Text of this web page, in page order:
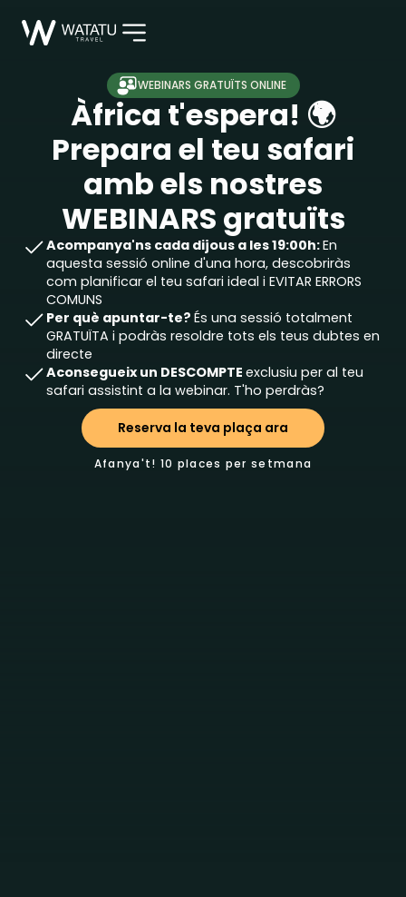
WEBINARS GRATUÏTS ONLINE
Àfrica t'espera! 🌍
Prepara el teu safari
amb els nostres
WEBINARS gratuïts
Acompanya'ns cada dijous a les 19:00h:En
aquesta sessió online d'una hora, descobriràs
com planificar el teu safari ideal i EVITAR ERRORS
COMUNS
Per què apuntar-te? És una sessió totalment
GRATUÏTA i podràs resoldre tots els teus dubtes en
directe
Aconsegueix un DESCOMPTE exclusiu per al teu
safari assistint a la webinar. T'ho perdràs?
Reserva la teva plaça ara
Afanya't! 10 places per setmana